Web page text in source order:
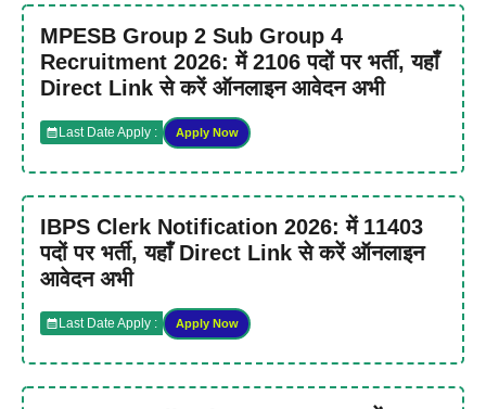
MPESB Group 2 Sub Group 4
Recruitment 2026: में 2106 पदों पर भर्ती, यहाँ
Direct Link से करें ऑनलाइन आवेदन अभी
Last Date Apply : Apply Now
IBPS Clerk Notification 2026: में 11403
पदों पर भर्ती, यहाँ Direct Link से करें ऑनलाइन
आवेदन अभी
Last Date Apply : Apply Now